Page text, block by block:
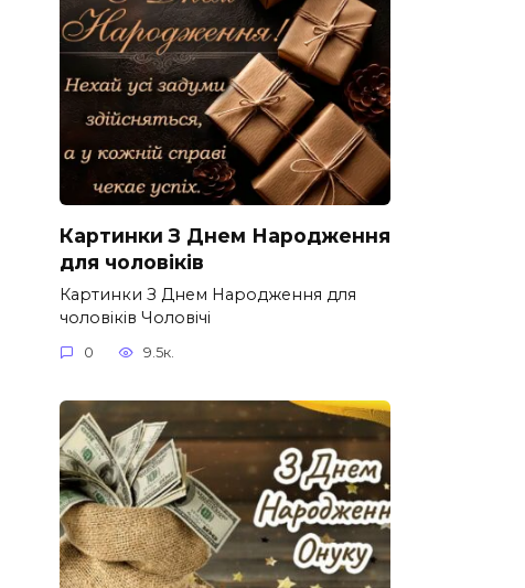
Картинки З Днем Народження
для чоловіків​
Картинки З Днем Народження для
чоловіків​ Чоловічі
0 9.5к.